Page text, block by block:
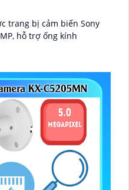
trang bị cảm biến Sony
hỗ trợ ống kính